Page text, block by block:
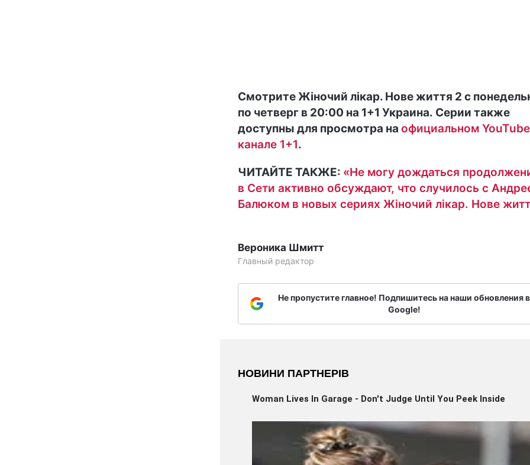
Смотрите Жіночий лікар. Нове життя 2 с
по четверг в 20:00 на 1+1 Украина. Серии также
доступны для просмотра на официальном
канале 1+1.
ЧИТАЙТЕ ТАКЖЕ: «Не могу дождаться
в Сети активно обсуждают, что случилось с
Балюком в новых сериях Жіночий лікар. Нове
Вероника Шмитт
Главный редактор
Не пропустите главное! Подпишитесь на наши обновления в
Google!